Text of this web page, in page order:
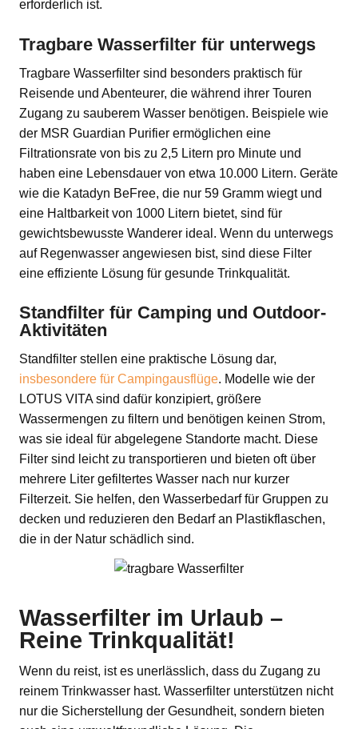
erforderlich ist.
Tragbare Wasserfilter für unterwegs
Tragbare Wasserfilter sind besonders praktisch für
Reisende und Abenteurer, die während ihrer Touren
Zugang zu sauberem Wasser benötigen. Beispiele wie
der MSR Guardian Purifier ermöglichen eine
Filtrationsrate von bis zu 2,5 Litern pro Minute und
haben eine Lebensdauer von etwa 10.000 Litern. Geräte
wie die Katadyn BeFree, die nur 59 Gramm wiegt und
eine Haltbarkeit von 1000 Litern bietet, sind für
gewichtsbewusste Wanderer ideal. Wenn du unterwegs
auf Regenwasser angewiesen bist, sind diese Filter
eine effiziente Lösung für gesunde Trinkqualität.
Standfilter für Camping und Outdoor-
Aktivitäten
Standfilter stellen eine praktische Lösung dar,
insbesondere für Campingausflüge. Modelle wie der
LOTUS VITA sind dafür konzipiert, größere
Wassermengen zu filtern und benötigen keinen Strom,
was sie ideal für abgelegene Standorte macht. Diese
Filter sind leicht zu transportieren und bieten oft über
mehrere Liter gefiltertes Wasser nach nur kurzer
Filterzeit. Sie helfen, den Wasserbedarf für Gruppen zu
decken und reduzieren den Bedarf an Plastikflaschen,
die in der Natur schädlich sind.
Wasserfilter im Urlaub –
Reine Trinkqualität!
Wenn du reist, ist es unerlässlich, dass du Zugang zu
reinem Trinkwasser hast. Wasserfilter unterstützen nicht
nur die Sicherstellung der Gesundheit, sondern bieten